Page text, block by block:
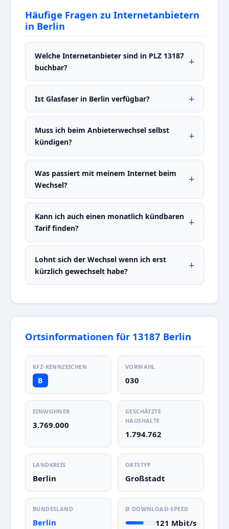
Häufige Fragen zu Internetanbietern
in Berlin
Welche Internetanbieter sind in PLZ 13187
buchbar?
Ist Glasfaser in Berlin verfügbar?
Muss ich beim Anbieterwechsel selbst
kündigen?
Was passiert mit meinem Internet beim
Wechsel?
Kann ich auch einen monatlich kündbaren
Tarif finden?
Lohnt sich der Wechsel wenn ich erst
kürzlich gewechselt habe?
Ortsinformationen für 13187 Berlin
KFZ-KENNZEICHEN
B
VORWAHL
030
EINWOHNER
3.769.000
GESCHÄTZTE
HAUSHALTE
1.794.762
LANDKREIS
Berlin
ORTSTYP
Großstadt
BUNDESLAND
Berlin
Ø DOWNLOAD-SPEED
121 Mbit/s